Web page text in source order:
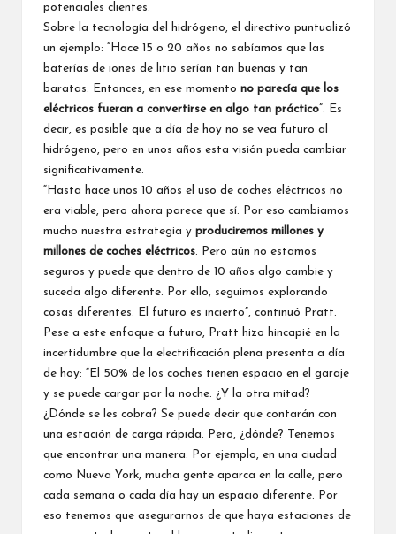
potenciales clientes.
Sobre la tecnología del hidrógeno, el directivo puntualizó
un ejemplo: “Hace 15 o 20 años no sabíamos que las
baterías de iones de litio serían tan buenas y tan
baratas. Entonces, en ese momento no parecía que los
eléctricos fueran a convertirse en algo tan práctico”. Es
decir, es posible que a día de hoy no se vea futuro al
hidrógeno, pero en unos años esta visión pueda cambiar
significativamente.
“Hasta hace unos 10 años el uso de coches eléctricos no
era viable, pero ahora parece que sí. Por eso cambiamos
mucho nuestra estrategia y produciremos millones y
millones de coches eléctricos . Pero aún no estamos
seguros y puede que dentro de 10 años algo cambie y
suceda algo diferente. Por ello, seguimos explorando
cosas diferentes. El futuro es incierto”, continuó Pratt.
Pese a este enfoque a futuro, Pratt hizo hincapié en la
incertidumbre que la electrificación plena presenta a día
de hoy: “El 50% de los coches tienen espacio en el garaje
y se puede cargar por la noche. ¿Y la otra mitad?
¿Dónde se les cobra? Se puede decir que contarán con
una estación de carga rápida. Pero, ¿dónde? Tenemos
que encontrar una manera. Por ejemplo, en una ciudad
como Nueva York, mucha gente aparca en la calle, pero
cada semana o cada día hay un espacio diferente. Por
eso tenemos que asegurarnos de que haya estaciones de